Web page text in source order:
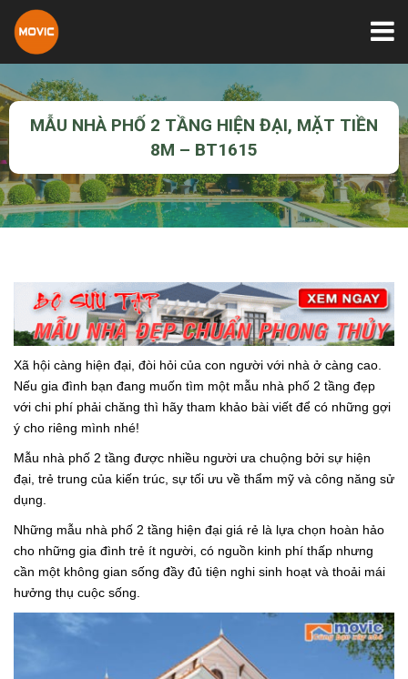
MẪU NHÀ PHỐ 2 TẦNG HIỆN ĐẠI, MẶT TIỀN
8M – BT1615
Xã hội càng hiện đại, đòi hỏi của con người với nhà ở càng cao.
Nếu gia đình bạn đang muốn tìm một mẫu nhà phố 2 tầng đẹp
với chi phí phải chăng thì hãy tham khảo bài viết để có những gợi
ý cho riêng mình nhé!
Mẫu nhà phố 2 tầng được nhiều người ưa chuộng bởi sự hiện
đại, trẻ trung của kiến trúc, sự tối ưu về thẩm mỹ và công năng sử
dụng.
Những mẫu nhà phố 2 tầng hiện đại giá rẻ là lựa chọn hoàn hảo
cho những gia đình trẻ ít người, có nguồn kinh phí thấp nhưng
cần một không gian sống đầy đủ tiện nghi sinh hoạt và thoải mái
hưởng thụ cuộc sống.